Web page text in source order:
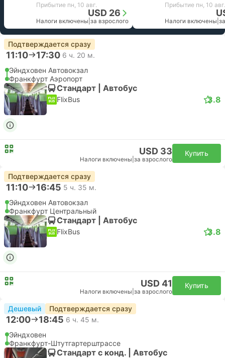
Прибытие пн, 10 авг.
USD 26
Налоги включены за взрослого
Прибытие пн, 10 авг.
Налоги включены
Подтверждается сразу
11:10 17:30 6 ч. 20 м.
Эйндховен Автовокзал
Франкфурт Аэропорт
Стандарт | Автобус
FlixBus 3.8
USD 33
Налоги включены за взрослого
Купить
Подтверждается сразу
11:10 16:45 5 ч. 35 м.
Эйндховен Автовокзал
Франкфурт Центральный
Стандарт | Автобус
FlixBus 3.8
USD 41
Налоги включены за взрослого
Купить
Дешевый Подтверждается сразу
12:00 18:45 6 ч. 45 м.
Эйндховен
Франкфурт-Штутгартерштрассе
Стандарт с конд. | Автобус